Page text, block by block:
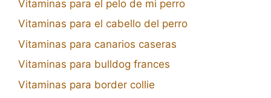
Vitaminas para el pelo de mi perro
Vitaminas para el cabello del perro
Vitaminas para canarios caseras
Vitaminas para bulldog frances
Vitaminas para border collie